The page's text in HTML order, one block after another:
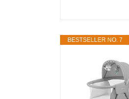
BESTSELLER NO. 7